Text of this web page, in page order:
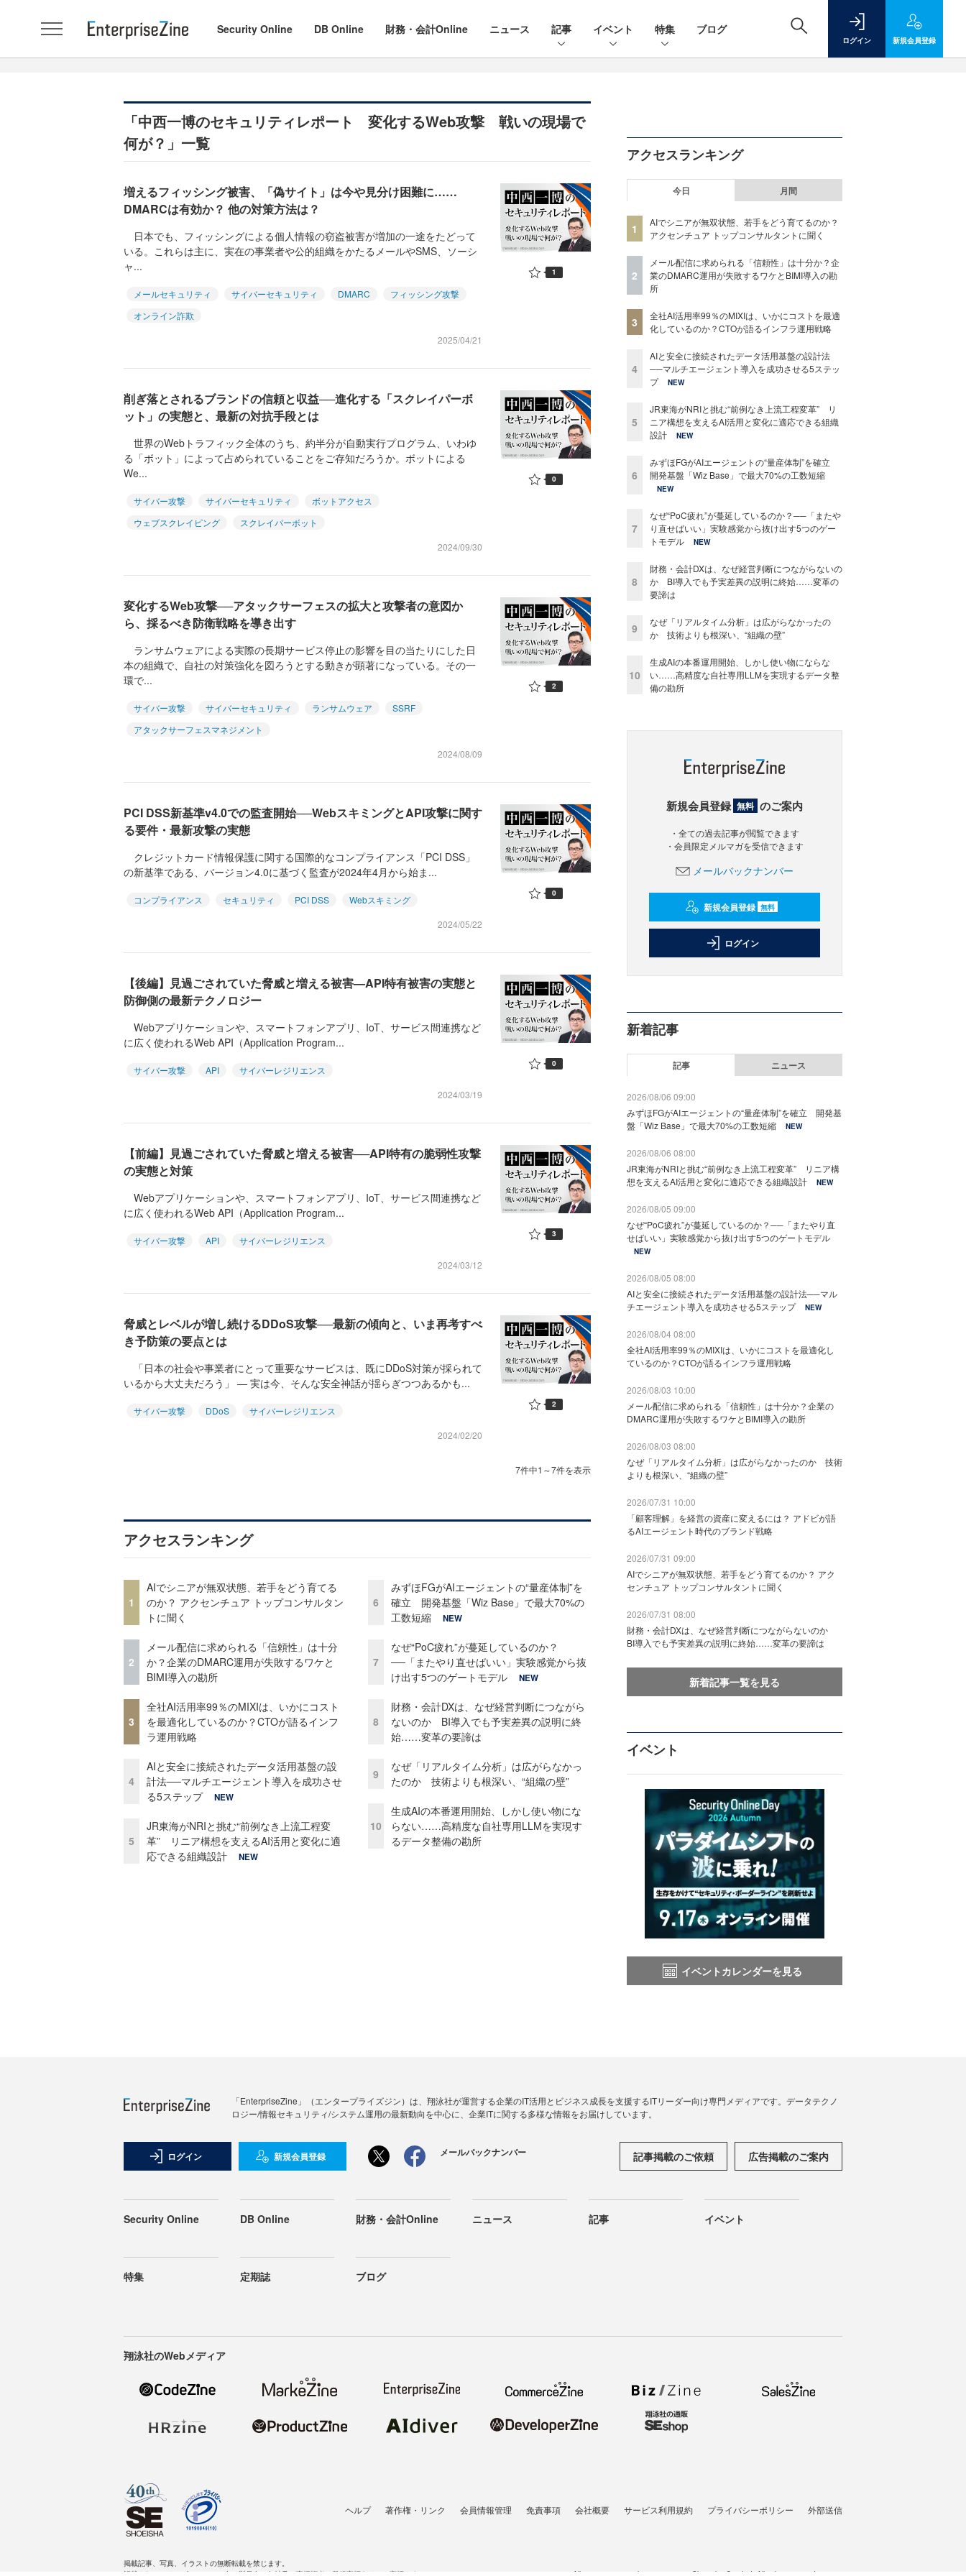
Security Online DB Online 財務・会計Online ニュース 記事 イベント 特集 ブログ
ログイン 新規会員登録
「中西一博のセキュリティレポート 変化するWeb攻撃 戦いの現場で
何が？」一覧
増えるフィッシング被害、「偽サイト」は今や見分け困難に……
DMARCは有効か？ 他の対策方法は？
日本でも、フィッシングによる個人情報の窃盗被害が増加の一途をたどって
いる。これらは主に、実在の事業者や公的組織をかたるメールやSMS、ソーシ
ャ...
メールセキュリティ サイバーセキュリティ DMARC
フィッシング攻撃
オンライン詐欺
2025/04/21
1
削ぎ落とされるブランドの信頼と収益──進化する「スクレイパーボ
ット」の実態と、最新の対抗手段とは
世界のWebトラフィック全体のうち、約半分が自動実行プログラム、いわゆ
る「ボット」によって占められていることをご存知だろうか。ボットによる
We...
サイバー攻撃 サイバーセキュリティ
ボットアクセス
ウェブスクレイピング
スクレイパーボット
2024/09/30
0
変化するWeb攻撃──アタックサーフェスの拡大と攻撃者の意図か
ら、採るべき防衛戦略を導き出す
ランサムウェアによる実際の長期サービス停止の影響を目の当たりにした日
本の組織で、自社の対策強化を図ろうとする動きが顕著になっている。その一
環で...
サイバー攻撃 サイバーセキュリティ ランサムウェア
SSRF
アタックサーフェスマネジメント
2024/08/09
2
PCI DSS新基準v4.0での監査開始──WebスキミングとAPI攻撃に関す
る要件・最新攻撃の実態
クレジットカード情報保護に関する国際的なコンプライアンス「PCI DSS」
の新基準である、バージョン4.0に基づく監査が2024年4月から始ま...
コンプライアンス セキュリティ PCI DSS
Webスキミング
2024/05/22
0
【後編】見過ごされていた脅威と増える被害―API特有被害の実態と
防御側の最新テクノロジー
Webアプリケーションや、スマートフォンアプリ、IoT、サービス間連携など
に広く使われるWeb API（Application Program...
サイバー攻撃 API
サイバーレジリエンス
2024/03/19
0
【前編】見過ごされていた脅威と増える被害──API特有の脆弱性攻撃
の実態と対策
Webアプリケーションや、スマートフォンアプリ、IoT、サービス間連携など
に広く使われるWeb API（Application Program...
サイバー攻撃 API
サイバーレジリエンス
2024/03/12
3
脅威とレベルが増し続けるDDoS攻撃──最新の傾向と、いま再考すべ
き予防策の要点とは
「日本の社会や事業者にとって重要なサービスは、既にDDoS対策が採られて
いるから大丈夫だろう」 ― 実は今、そんな安全神話が揺らぎつつあるかも...
サイバー攻撃 DDoS
サイバーレジリエンス
2024/02/20
2
7件中1～7件を表示
アクセスランキング
1
AIでシニアが無双状態、若手をどう育てる
のか？ アクセンチュア トップコンサルタン
トに聞く
2
メール配信に求められる「信頼性」は十分
か？企業のDMARC運用が失敗するワケと
BIMI導入の勘所
3
全社AI活用率99％のMIXIは、いかにコスト
を最適化しているのか？CTOが語るインフ
ラ運用戦略
4
AIと安全に接続されたデータ活用基盤の設
計法──マルチエージェント導入を成功させ
る5ステップ
NEW
5
JR東海がNRIと挑む“前例なき上流工程変
革” リニア構想を支えるAI活用と変化に適
応できる組織設計
NEW
6
みずほFGがAIエージェントの“量産体制”を
確立 開発基盤「Wiz Base」で最大70%の
工数短縮
NEW
7
なぜ“PoC疲れ”が蔓延しているのか？
──「またやり直せばいい」実験感覚から抜
け出す5つのゲートモデル
NEW
8
財務・会計DXは、なぜ経営判断につながら
ないのか BI導入でも予実差異の説明に終
始……変革の要諦は
9
なぜ「リアルタイム分析」は広がらなかっ
たのか 技術よりも根深い、“組織の壁”
10
生成AIの本番運用開始、しかし使い物にな
らない……高精度な自社専用LLMを実現す
るデータ整備の勘所
アクセスランキング
今日 月間
1
AIでシニアが無双状態、若手をどう育てるのか？
アクセンチュア トップコンサルタントに聞く
2
メール配信に求められる「信頼性」は十分か？企
業のDMARC運用が失敗するワケとBIMI導入の勘
所
3
全社AI活用率99％のMIXIは、いかにコストを最適
化しているのか？CTOが語るインフラ運用戦略
4
AIと安全に接続されたデータ活用基盤の設計法
──マルチエージェント導入を成功させる5ステッ
プ
NEW
5
JR東海がNRIと挑む“前例なき上流工程変革” リ
ニア構想を支えるAI活用と変化に適応できる組織
設計
NEW
6
みずほFGがAIエージェントの“量産体制”を確立
開発基盤「Wiz Base」で最大70%の工数短縮
NEW
7
なぜ“PoC疲れ”が蔓延しているのか？──「またや
り直せばいい」実験感覚から抜け出す5つのゲー
トモデル
NEW
8
財務・会計DXは、なぜ経営判断につながらないの
か BI導入でも予実差異の説明に終始……変革の
要諦は
9
なぜ「リアルタイム分析」は広がらなかったの
か 技術よりも根深い、“組織の壁”
10
生成AIの本番運用開始、しかし使い物にならな
い……高精度な自社専用LLMを実現するデータ整
備の勘所
新規会員登録 無料 のご案内
・全ての過去記事が閲覧できます
・会員限定メルマガを受信できます
メールバックナンバー
新規会員登録 無料
ログイン
新着記事
記事 ニュース
2026/08/06 09:00
みずほFGがAIエージェントの“量産体制”を確立 開発基
盤「Wiz Base」で最大70%の工数短縮
NEW
2026/08/06 08:00
JR東海がNRIと挑む“前例なき上流工程変革” リニア構
想を支えるAI活用と変化に適応できる組織設計
NEW
2026/08/05 09:00
なぜ“PoC疲れ”が蔓延しているのか？──「またやり直
せばいい」実験感覚から抜け出す5つのゲートモデル
NEW
2026/08/05 08:00
AIと安全に接続されたデータ活用基盤の設計法──マル
チエージェント導入を成功させる5ステップ
NEW
2026/08/04 08:00
全社AI活用率99％のMIXIは、いかにコストを最適化し
ているのか？CTOが語るインフラ運用戦略
2026/08/03 10:00
メール配信に求められる「信頼性」は十分か？企業の
DMARC運用が失敗するワケとBIMI導入の勘所
2026/08/03 08:00
なぜ「リアルタイム分析」は広がらなかったのか 技術
よりも根深い、“組織の壁”
2026/07/31 10:00
「顧客理解」を経営の資産に変えるには？ アドビが語
るAIエージェント時代のブランド戦略
2026/07/31 09:00
AIでシニアが無双状態、若手をどう育てるのか？ アク
センチュア トップコンサルタントに聞く
2026/07/31 08:00
財務・会計DXは、なぜ経営判断につながらないのか
BI導入でも予実差異の説明に終始……変革の要諦は
新着記事一覧を見る
イベント
イベントカレンダーを見る
「EnterpriseZine」（エンタープライズジン）は、翔泳社が運営する企業のIT活用とビジネス成長を支援するITリーダー向け専門メディアです。データテクノ
ロジー/情報セキュリティ/システム運用の最新動向を中心に、企業ITに関する多様な情報をお届けしています。
ログイン 新規会員登録 メールバックナンバー 記事掲載のご依頼 広告掲載のご案内
Security Online DB Online 財務・会計Online ニュース 記事 イベント
特集 定期誌 ブログ
翔泳社のWebメディア
ヘルプ 著作権・リンク 会員情報管理 免責事項 会社概要 サービス利用規約 プライバシーポリシー 外部送信
掲載記事、写真、イラストの無断転載を禁じます。